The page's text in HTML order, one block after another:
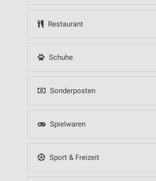
Restaurant
Schuhe
Sonderposten
Spielwaren
Sport & Freizeit